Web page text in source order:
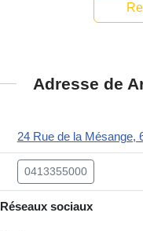
Adresse de
24 Rue de la Mésange,
0413355000
Réseaux sociaux